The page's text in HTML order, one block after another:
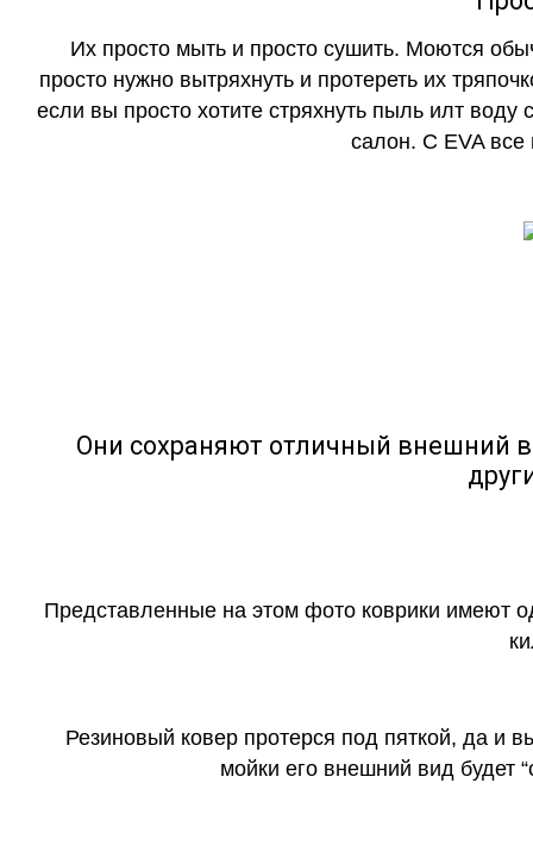
Их просто мыть и просто сушить. Моются
просто нужно вытряхнуть и протереть их
если вы просто хотите стряхнуть пыль илт воду
салон. С EVA все
Они сохраняют отличный внешний
Представленные на этом фото коврики имеют
Резиновый ковер протерся под пяткой, да и
мойки его внешний вид будет